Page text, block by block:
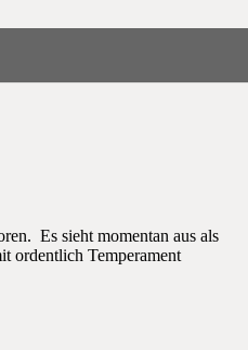
Es sieht momentan aus als
ordentlich Temperament